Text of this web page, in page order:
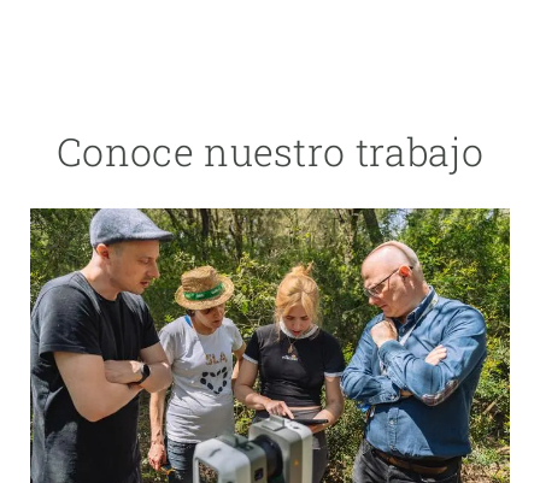
Conoce nuestro trabajo